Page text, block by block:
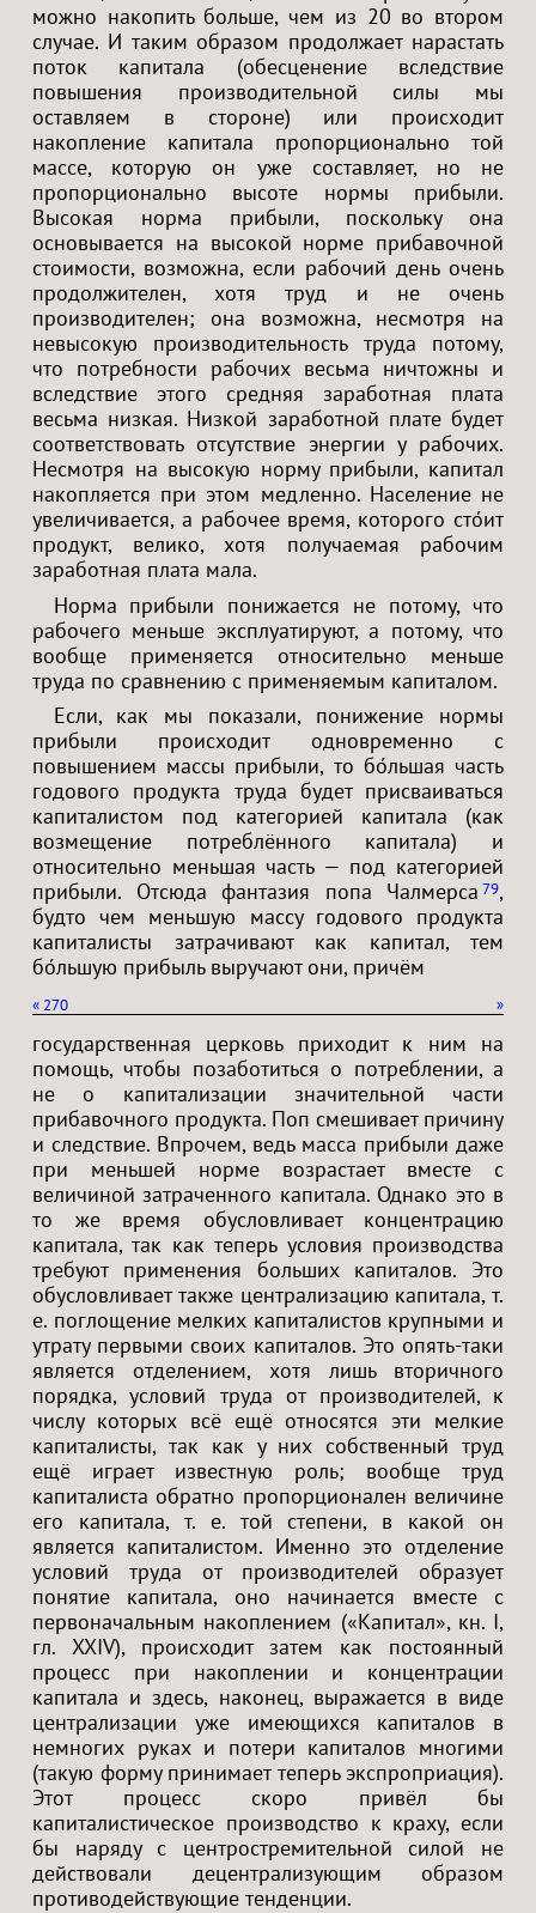
можно накопить больше, чем из 20 во втором
случае. И таким образом продолжает нарастать
поток капитала (обесценение вследствие
повышения производительной силы мы
оставляем в стороне) или происходит
накопление капитала пропорционально той
массе, которую он уже составляет, но не
пропорционально высоте нормы прибыли.
Высокая норма прибыли, поскольку она
основывается на высокой норме прибавочной
стоимости, возможна, если рабочий день очень
продолжителен, хотя труд и не очень
производителен; она возможна, несмотря на
невысокую производительность труда потому,
что потребности рабочих весьма ничтожны и
вследствие этого средняя заработная плата
весьма низкая. Низкой заработной плате будет
соответствовать отсутствие энергии у рабочих.
Несмотря на высокую норму прибыли, капитал
накопляется при этом медленно. Население не
увеличивается, а рабочее время, которого сто́ит
продукт, велико, хотя получаемая рабочим
заработная плата мала.
Норма прибыли понижается не потому, что
рабочего меньше эксплуатируют, а потому, что
вообще применяется относительно меньше
труда по сравнению с применяемым капиталом.
Если, как мы показали, понижение нормы
прибыли происходит одновременно с
повышением массы прибыли, то бо́льшая часть
годового продукта труда будет присваиваться
капиталистом под категорией капитала (как
возмещение потреблённого капитала) и
относительно меньшая часть — под категорией
прибыли. Отсюда фантазия попа Чалмерса 79,
будто чем меньшую массу годового продукта
капиталисты затрачивают как капитал, тем
бо́льшую прибыль выручают они, причём
« »
270
государственная церковь приходит к ним на
помощь, чтобы позаботиться о потреблении, а
не о капитализации значительной части
прибавочного продукта. Поп смешивает причину
и следствие. Впрочем, ведь масса прибыли даже
при меньшей норме возрастает вместе с
величиной затраченного капитала. Однако это в
то же время обусловливает концентрацию
капитала, так как теперь условия производства
требуют применения больших капиталов. Это
обусловливает также централизацию капитала, т.
е. поглощение мелких капиталистов крупными и
утрату первыми своих капиталов. Это опять-таки
является отделением, хотя лишь вторичного
порядка, условий труда от производителей, к
числу которых всё ещё относятся эти мелкие
капиталисты, так как у них собственный труд
ещё играет известную роль; вообще труд
капиталиста обратно пропорционален величине
его капитала, т. е. той степени, в какой он
является капиталистом. Именно это отделение
условий труда от производителей образует
понятие капитала, оно начинается вместе с
первоначальным накоплением («Капитал», кн. I,
гл. XXIV), происходит затем как постоянный
процесс при накоплении и концентрации
капитала и здесь, наконец, выражается в виде
централизации уже имеющихся капиталов в
немногих руках и потери капиталов многими
(такую форму принимает теперь экспроприация).
Этот процесс скоро привёл бы
капиталистическое производство к краху, если
бы наряду с центростремительной силой не
действовали децентрализующим образом
противодействующие тенденции.